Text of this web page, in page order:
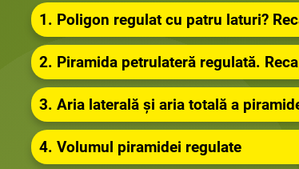
1. Poligon regulat cu patru laturi?
2. Piramida petrulateră regulată.
3. Aria laterală și aria totală a
4. Volumul piramidei regulate